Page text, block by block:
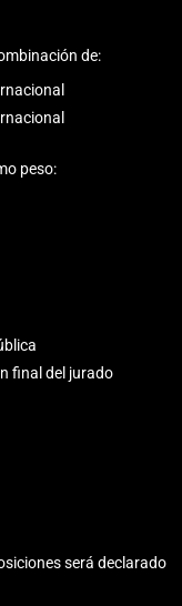
de:
peso:
final del jurado
será declarado